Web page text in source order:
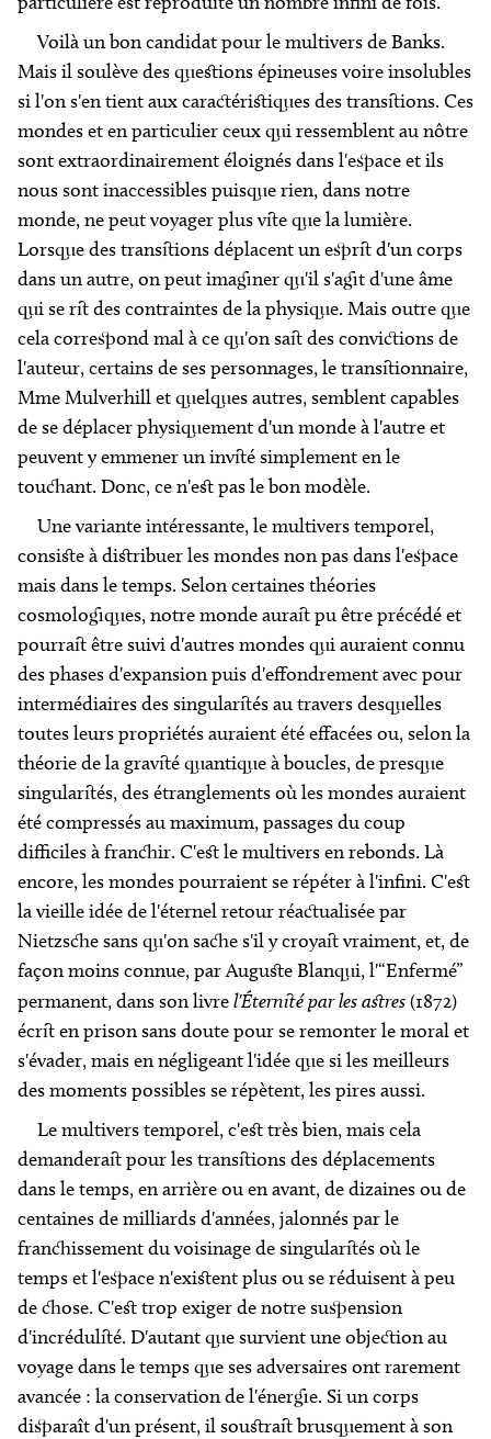
Voilà un bon candidat pour le multivers de Banks.
Mais il soulève des questions épineuses voire insolubles
si l'on s'en tient aux caractéristiques des transitions. Ces
mondes et en particulier ceux qui ressemblent au nôtre
sont extraordinairement éloignés dans l'espace et ils
nous sont inaccessibles puisque rien, dans notre
monde, ne peut voyager plus vite que la lumière.
Lorsque des transitions déplacent un esprit d'un corps
dans un autre, on peut imaginer qu'il s'agit d'une âme
qui se rit des contraintes de la physique. Mais outre que
cela correspond mal à ce qu'on sait des convictions de
l'auteur, certains de ses personnages, le transitionnaire,
Mme Mulverhill et quelques autres, semblent capables
de se déplacer physiquement d'un monde à l'autre et
peuvent y emmener un invité simplement en le
touchant. Donc, ce n'est pas le bon modèle.
Une variante intéressante, le multivers temporel,
consiste à distribuer les mondes non pas dans l'espace
mais dans le temps. Selon certaines théories
cosmologiques, notre monde aurait pu être précédé et
pourrait être suivi d'autres mondes qui auraient connu
des phases d'expansion puis d'effondrement avec pour
intermédiaires des singularités au travers desquelles
toutes leurs propriétés auraient été effacées ou, selon la
théorie de la gravité quantique à boucles, de presque
singularités, des étranglements où les mondes auraient
été compressés au maximum, passages du coup
difficiles à franchir. C'est le multivers en rebonds. Là
encore, les mondes pourraient se répéter à l'infini. C'est
la vieille idée de l'éternel retour réactualisée par
Nietzsche sans qu'on sache s'il y croyait vraiment, et, de
façon moins connue, par Auguste Blanqui, l'“Enfermé”
permanent, dans son livrel'Éternité par les astres(1872)
écrit en prison sans doute pour se remonter le moral et
s'évader, mais en négligeant l'idée que si les meilleurs
des moments possibles se répètent, les pires aussi.
Le multivers temporel, c'est très bien, mais cela
demanderait pour les transitions des déplacements
dans le temps, en arrière ou en avant, de dizaines ou de
centaines de milliards d'années, jalonnés par le
franchissement du voisinage de singularités où le
temps et l'espace n'existent plus ou se réduisent à peu
de chose. C'est trop exiger de notre suspension
d'incrédulité. D'autant que survient une objection au
voyage dans le temps que ses adversaires ont rarement
avancée : la conservation de l'énergie. Si un corps
disparaît d'un présent, il soustrait brusquement à son